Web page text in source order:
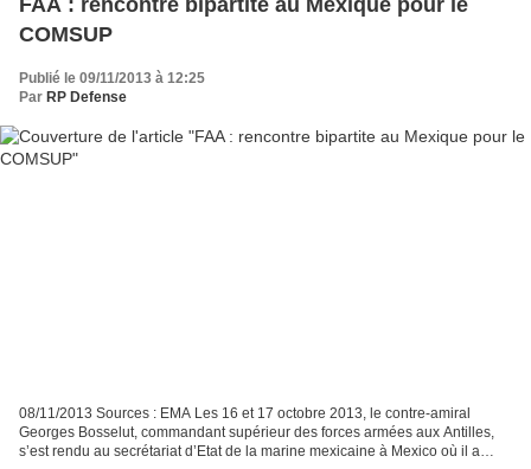
COMSUP
Publié le 09/11/2013 à 12:25
Par RP Defense
08/11/2013 Sources : EMA Les 16 et 17 octobre 2013, le contre-amiral
Georges Bosselut, commandant supérieur des forces armées aux Antilles,
s’est rendu au secrétariat d’Etat de la marine mexicaine à Mexico où il a